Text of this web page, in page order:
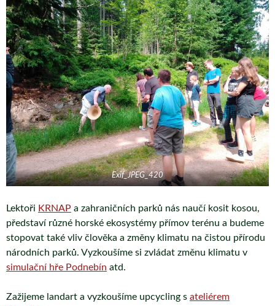
Exif_JPEG_420
Lektoři KRNAP a zahraničních parků nás naučí kosit kosou,
představí různé horské ekosystémy přímov terénu a budeme
stopovat také vliv člověka a změny klimatu na čistou přírodu
národních parků. Vyzkoušíme si zvládat změnu klimatu v
simulační hře Podnebín atd.
Zažijeme landart a vyzkoušíme upcycling s ateliérem